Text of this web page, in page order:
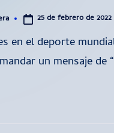
25 de febrero de 2022
en el deporte
un mensaje de